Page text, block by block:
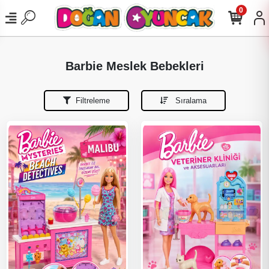
0
Barbie Meslek Bebekleri
Filtreleme Sıralama